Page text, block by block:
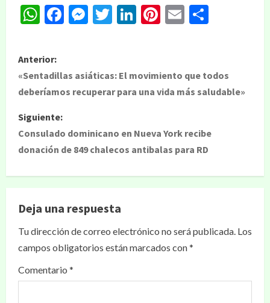
WhatsApp
Facebook
Messenger
Twitter
LinkedIn
Pinterest
Email
Anterior:
«Sentadillas asiáticas: El movimiento que todos
deberíamos recuperar para una vida más saludable»
Siguiente:
Consulado dominicano en Nueva York recibe
donación de 849 chalecos antibalas para RD
Deja una respuesta
Tu dirección de correo electrónico no será publicada. Los
campos obligatorios están marcados con*
Comentario *